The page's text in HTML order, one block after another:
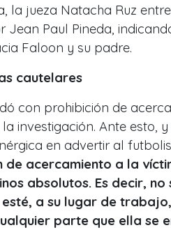
la jueza Natacha Ruz
Jean Paul Pineda,
Faloon y su padre.
cautelares
con prohibición de
investigación. Ante esto,
en advertir al
de acercamiento a la
absolutos. Es decir,
a su lugar de
parte que ella se